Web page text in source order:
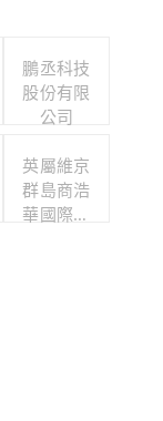
鵬丞科技
股份有限
公司
英屬維京
群島商浩
華國際人